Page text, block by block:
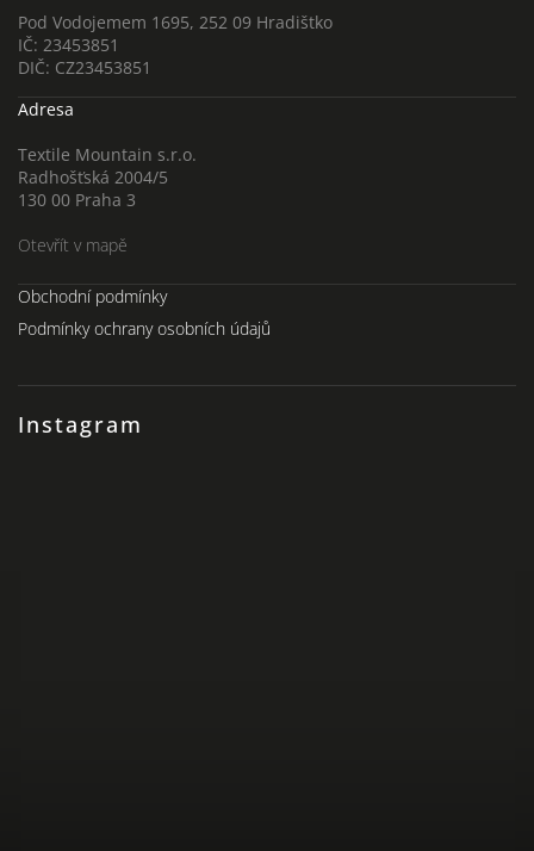
Pod Vodojemem 1695, 252 09 Hradištko
IČ: 23453851
DIČ: CZ23453851
Adresa
Textile Mountain s.r.o.
Radhošťská 2004/5
130 00 Praha 3
Otevřít v mapě
Instagram
Obchodní podmínky
Podmínky ochrany osobních údajů